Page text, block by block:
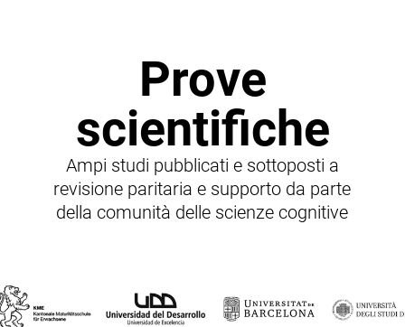
Prove
scientifiche
Ampi studi pubblicati e sottoposti a
revisione paritaria e supporto da parte
della comunità delle scienze cognitive